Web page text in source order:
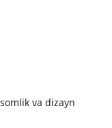
va dizayn